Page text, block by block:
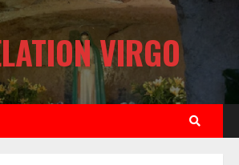
VIRGO